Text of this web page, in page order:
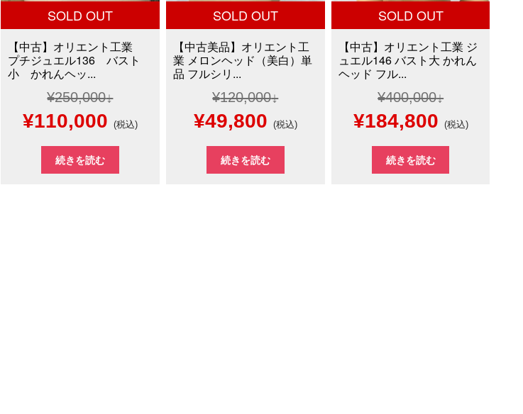
SOLD OUT
【中古】オリエント工業
プチジュエル136 バスト
小 かれんヘッ...
¥250,000
元
の
価
¥110,000現
在
の
(税込)
続きを読む
SOLD OUT
【中古美品】オリエント工
業 メロンヘッド（美白）単
品 フルシリ...
¥120,000
元
の
価
¥49,800現
在
の
(税込)
続きを読む
SOLD OUT
【中古】オリエント工業 ジ
ュエル146 バスト大 かれん
ヘッド フル...
¥400,000
元
の
価
¥184,800現
在
の
(税込)
続きを読む